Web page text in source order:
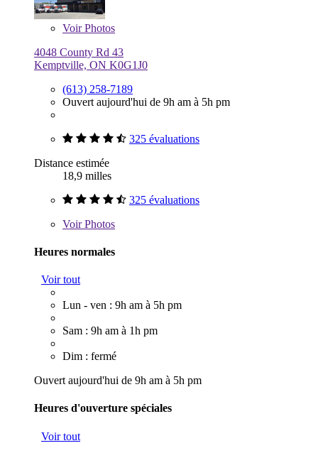
VoirPhotos
4048 County Rd 43
Kemptville, ON K0G1J0
(613) 258-7189
Ouvert aujourd'hui de 9h am à 5h pm
325 évaluations
Distance estimée
18,9 milles
325 évaluations
VoirPhotos
Heures normales
Voir tout
Lun - ven : 9h am à 5h pm
Sam : 9h am à 1h pm
Dim : fermé
Ouvert aujourd'hui de 9h am à 5h pm
Heures d'ouverture spéciales
Voir tout